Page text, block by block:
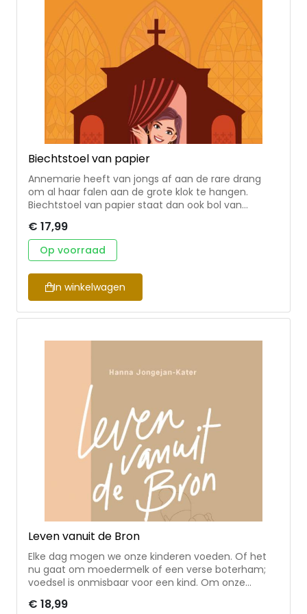
Biechtstoel van papier
Annemarie heeft van jongs af aan de rare drang
om al haar falen aan de grote klok te hangen.
Biechtstoel van papier staat dan ook bol van
echtgenoot, gedoe met de nazaten en een enkele
driftbui (van haar kant) waarbij de vla door de
woonkamer vliegt.
€ 17,99
Op voorraad
In winkelwagen
Leven vanuit de Bron
Elke dag mogen we onze kinderen voeden. Of het
nu gaat om moedermelk of een verse boterham;
voedsel is onmisbaar voor een kind. Om onze
bronnen voor voeding onmisbaar in ons leven.
€ 18,99